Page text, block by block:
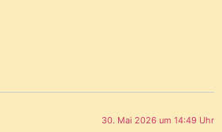
30. Mai 2026 um 14:49 Uhr